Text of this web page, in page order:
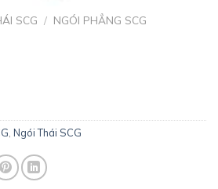
SCG / NGÓI PHẲNG SCG
Ngói Thái SCG